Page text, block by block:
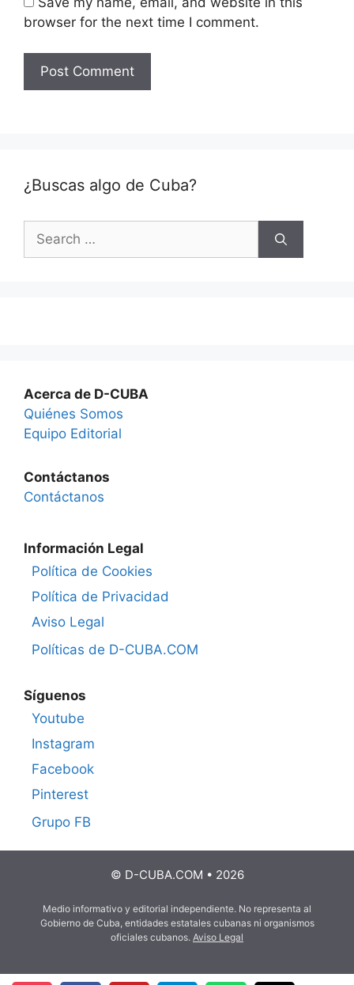
browser for the next time I comment.
¿Buscas algo de Cuba?
Search
for:
Acerca de D-CUBA
Quiénes Somos
Equipo Editorial
Contáctanos
Contáctanos
Información Legal
Política de Cookies
Política de Privacidad
Aviso Legal
Políticas de D-CUBA.COM
Síguenos
Youtube
Instagram
Facebook
Pinterest
Grupo FB
© D-CUBA.COM • 2026
Medio informativo y editorial independiente. No representa al
Gobierno de Cuba, entidades estatales cubanas ni organismos
oficiales cubanos. Aviso Legal